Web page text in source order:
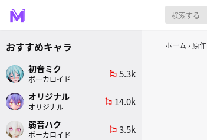
ホーム 原作
おすすめキャラ
初音ミク
ボーカロイド
emoji_flags 5.3k
オリジナル
オリジナル
emoji_flags 14.0k
弱音ハク
ボーカロイド
emoji_flags 3.5k